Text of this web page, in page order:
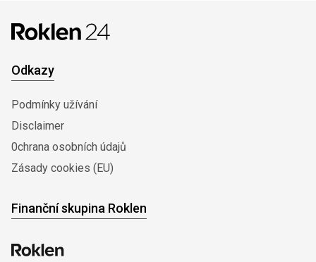
Odkazy
Podmínky užívání
Disclaimer
0chrana osobních údajů
Zásady cookies (EU)
Finanční skupina Roklen